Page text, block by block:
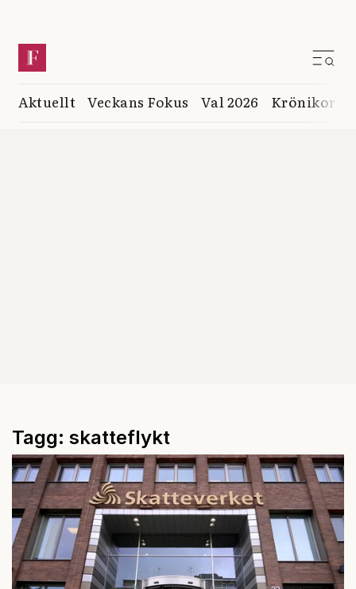
Aktuellt Veckans Fokus Val 2026 Krönikor
Tagg: skatteflykt